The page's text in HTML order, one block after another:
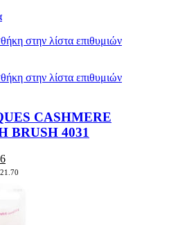
στην λίστα επιθυμιών
στην λίστα επιθυμιών
CASHMERE
BRUSH 4031
Η
τρέχουσα
€17.36.
21.70